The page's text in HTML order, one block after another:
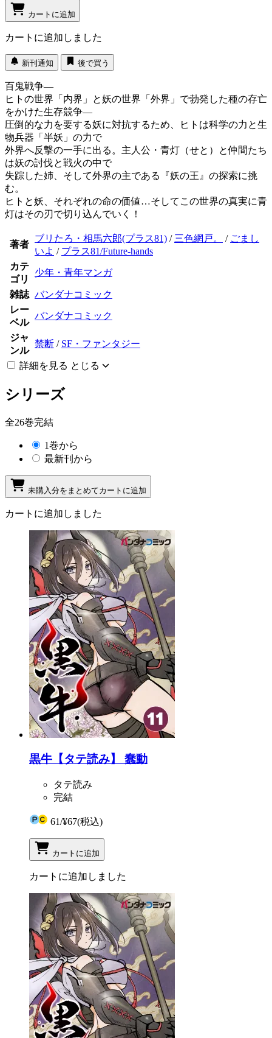
カートに追加
カートに追加しました
新刊通知 後で買う
百鬼戦争―
ヒトの世界「内界」と妖の世界「外界」で勃発した種の存亡
をかけた生存競争―
圧倒的な力を要する妖に対抗するため、ヒトは科学の力と生
物兵器「半妖」の力で
外界へ反撃の一手に出る。主人公・青灯（せと）と仲間たち
は妖の討伐と戦火の中で
失踪した姉、そして外界の主である『妖の王』の探索に挑
む。
ヒトと妖、それぞれの命の価値…そしてこの世界の真実に青
灯はその刃で切り込んでいく！
著者
ブリたろ・相馬六郎(プラス81) / 三色網戸。 / ごまし
いよ / プラス81/Future-hands
カテ
ゴリ
少年・青年マンガ
雑誌 バンダナコミック
レー
ベル
バンダナコミック
ジャ
ンル
禁断 / SF・ファンタジー
詳細を見る とじる
シリーズ
全26巻完結
1巻から
最新刊から
未購入分をまとめてカートに追加
カートに追加しました
黒牛【タテ読み】 蠢動
タテ読み
完結
61/¥67(税込)
カートに追加
カートに追加しました